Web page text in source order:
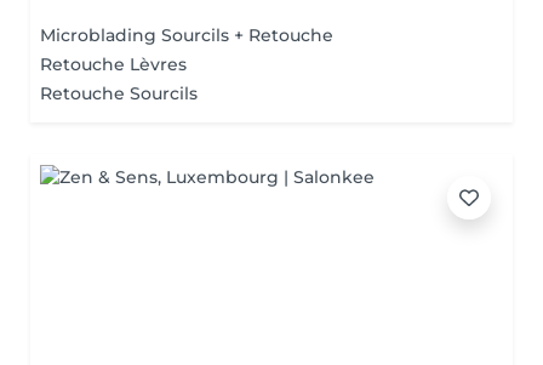
Microblading Sourcils + Retouche
Retouche Lèvres
Retouche Sourcils